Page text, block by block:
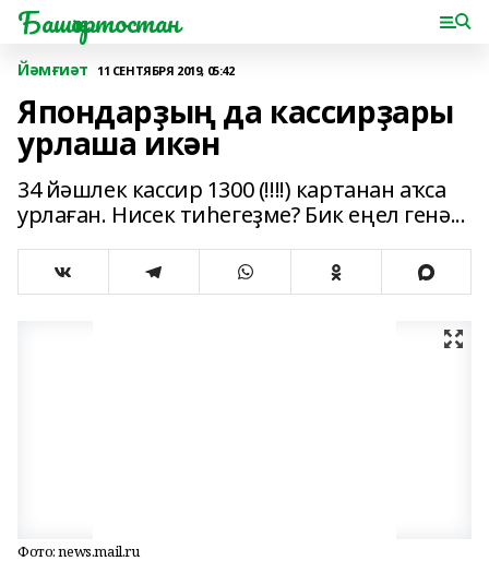
Башҡортостан
Йәмғиәт 11 СЕНТЯБРЯ 2019, 05:42
Япондарҙың да кассирҙары
урлаша икән
34 йәшлек кассир 1300 (!!!!) картанан аҡса
урлаған. Нисек тиһегеҙме? Бик еңел генә...
Фото: news.mail.ru